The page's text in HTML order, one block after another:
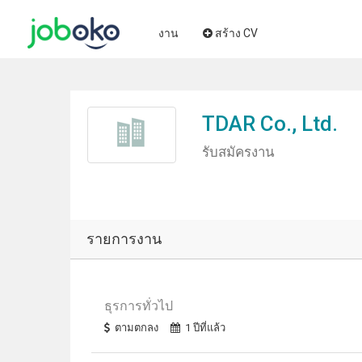
งาน สร้าง CV
TDAR Co., Ltd.
รับสมัครงาน
รายการงาน
ธุรการทั่วไป
ตามตกลง 1 ปีที่แล้ว